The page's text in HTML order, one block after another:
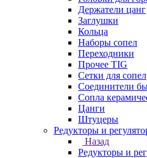
Держатели цанг
Заглушки
Кольца
Наборы сопел
Переходники
Прочее TIG
Сетки для сопел
Соединители
Сопла
Цанги
Штуцеры
Редукторы и
Назад
Редукторы и